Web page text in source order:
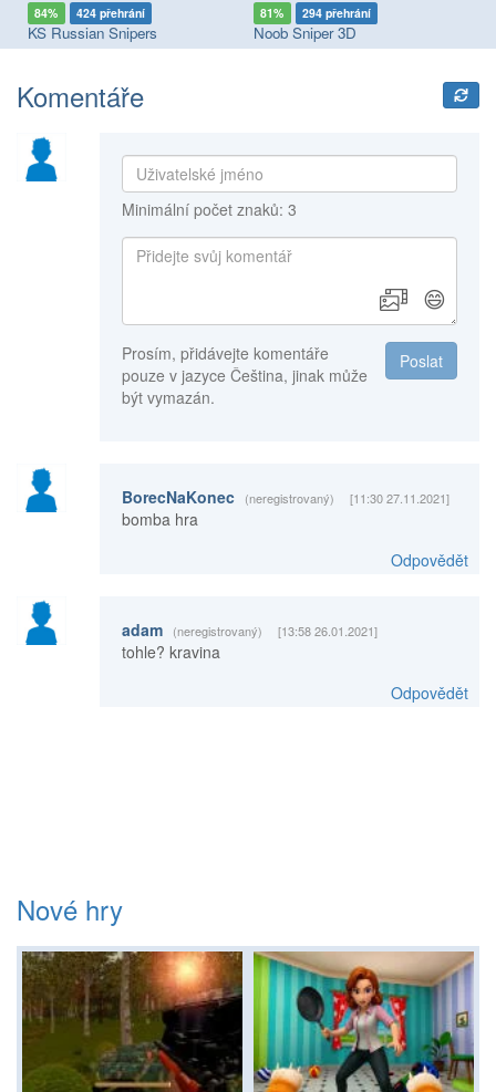
84% 424 přehrání
KS Russian Snipers
81% 294 přehrání
Noob Sniper 3D
Komentáře
Minimální počet znaků: 3
😄
Poslat
Prosím, přidávejte komentáře
pouze v jazyce Čeština, jinak může
být vymazán.
BorecNaKonec (neregistrovaný) [11:30 27.11.2021]
bomba hra
Odpovědět
adam (neregistrovaný) [13:58 26.01.2021]
tohle? kravina
Odpovědět
Nové hry